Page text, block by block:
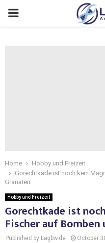
Home
Hobby und Freizeit
Gorechtkade ist noch kein
Granaten
Hobby und Freizeit
Gorechtkade ist
Fischer auf Bomben
Published by Lagbw.de October